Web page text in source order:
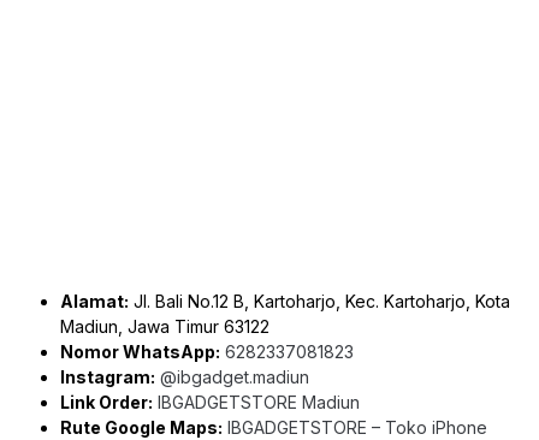
Alamat: Jl. Bali No.12 B, Kartoharjo, Kec. Kartoharjo, Kota
Madiun, Jawa Timur 63122
Nomor WhatsApp: 6282337081823
Instagram: @ibgadget.madiun
Link Order: IBGADGETSTORE Madiun
Rute Google Maps: IBGADGETSTORE – Toko iPhone